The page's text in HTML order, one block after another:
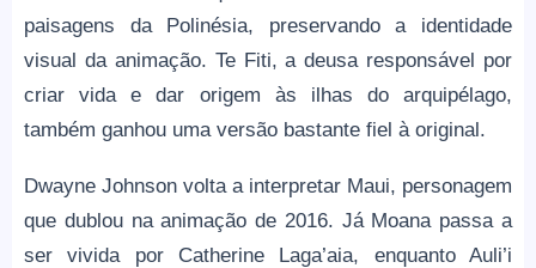
paisagens da Polinésia, preservando a identidade
visual da animação. Te Fiti, a deusa responsável por
criar vida e dar origem às ilhas do arquipélago,
também ganhou uma versão bastante fiel à original.
Dwayne Johnson volta a interpretar Maui, personagem
que dublou na animação de 2016. Já Moana passa a
ser vivida por Catherine Laga’aia, enquanto Auli’i